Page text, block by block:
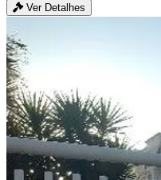
Ver Detalhes